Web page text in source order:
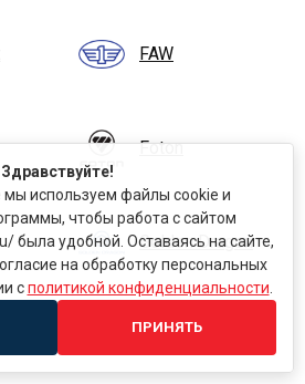
FAW
Foton
Golden Dragon
Hamm
Здравствуйте!
мы используем файлы cookie и
чтобы работа с сайтом
была удобной. Оставаясь на сайте,
на обработку персональных
сполитикой конфиденциальности
ПРИНЯТЬ